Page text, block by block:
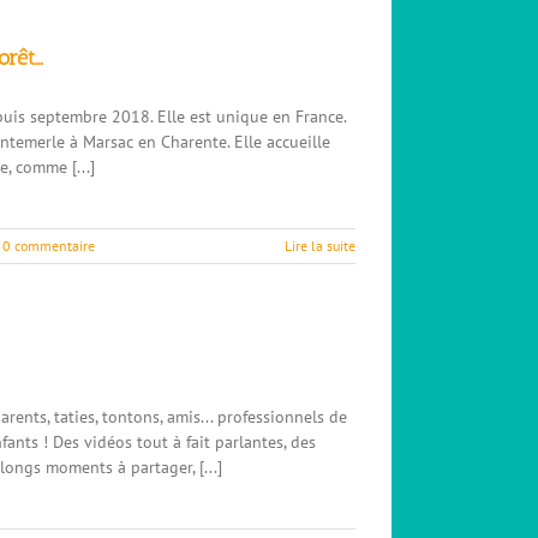
septembre 2018. Elle est unique en France.
à Marsac en Charente. Elle accueille
comme [...]
0 commentaire Lire la suite
taties, tontons, amis... professionnels de
! Des vidéos tout à fait parlantes, des
moments à partager, [...]